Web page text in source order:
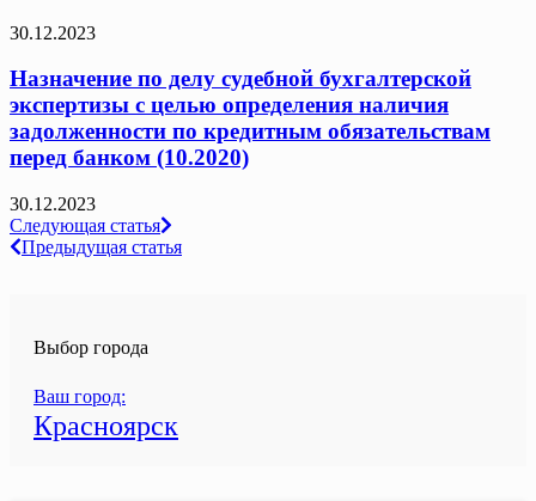
30.12.2023
Назначение по делу судебной бухгалтерской
экспертизы с целью определения наличия
задолженности по кредитным обязательствам
перед банком (10.2020)
30.12.2023
Навигация
по
Следующая статья
Предыдущая статья
Выбор города
Ваш город:
Красноярск